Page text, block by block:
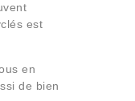
est
en
de bien